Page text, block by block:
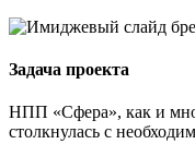
Задача проекта
НПП «Сфера», как и
столкнулась с